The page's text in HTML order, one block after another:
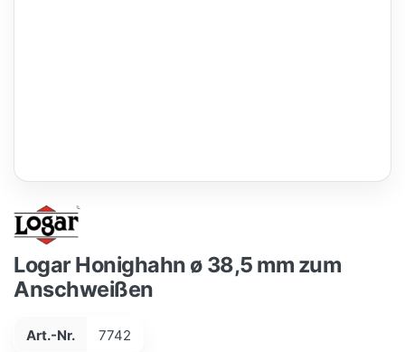
Logar Honighahn ø 38,5 mm zum
Anschweißen
Art.-Nr. 7742